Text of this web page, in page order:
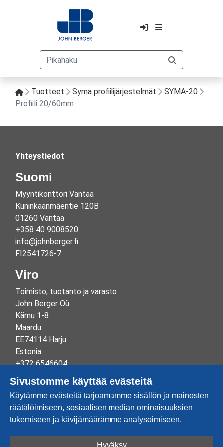
Tuotteet Syma profiilijärjestelmät
SYMA-20
Profiili 20/60mm
Yhteystiedot
Suomi
Myyntikonttori Vantaa
Kuninkaanmäentie 120B
01260 Vantaa
+358 40 9008520
info@johnberger.fi
FI2541726-7
Viro
Toimisto, tuotanto ja varasto
John Berger Oü
Kärnu 1-8
Maardu
EE74114 Harju
Estonia
+372 6546604
info@johnberger.ee
Reg.nr 10265834
EE100332513
Sivustomme käyttää evästeitä
Käytämme evästeitä tarjoamamme sisällön ja mainosten
räätälöimiseen, sosiaalisen median ominaisuuksien
tukemiseen ja kävijämäärämme analysoimiseen.
Hyväksy